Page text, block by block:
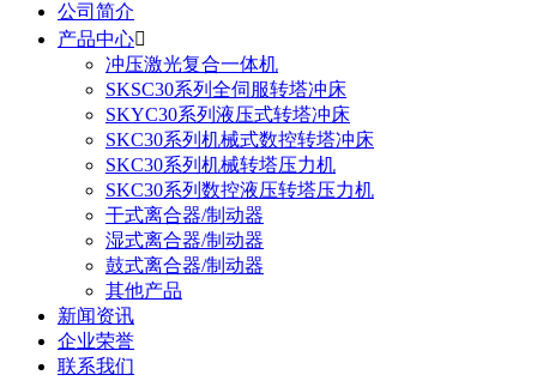
公司简介
产品中心
冲压激光复合一体机
SKSC30系列全伺服转塔冲床
SKYC30系列液压式转塔冲床
SKC30系列机械式数控转塔冲床
SKC30系列机械转塔压力机
SKC30系列数控液压转塔压力机
干式离合器/制动器
湿式离合器/制动器
鼓式离合器/制动器
其他产品
新闻资讯
企业荣誉
联系我们